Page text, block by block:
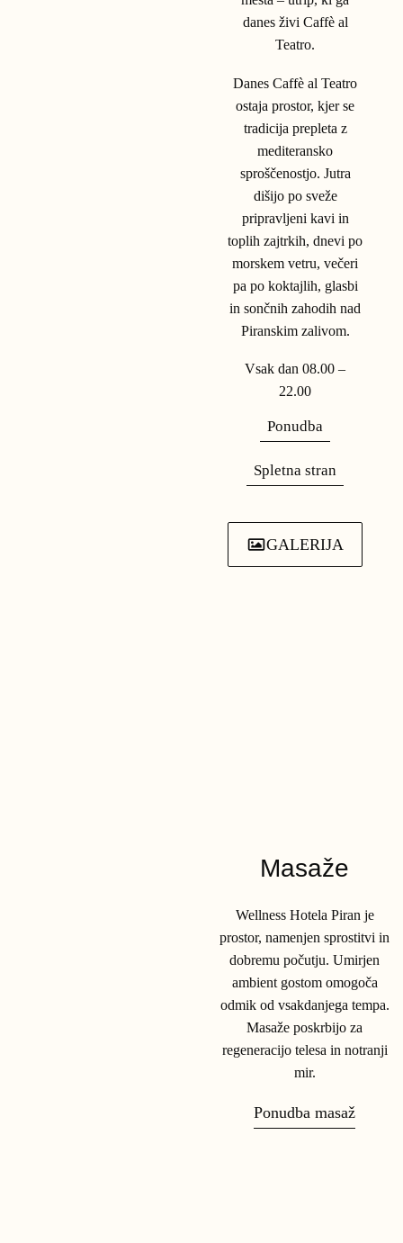
danes živi Caffè al
Teatro.
Danes Caffè al Teatro
ostaja prostor, kjer se
tradicija prepleta z
mediteransko
sproščenostjo. Jutra
dišijo po sveže
pripravljeni kavi in
toplih zajtrkih, dnevi po
morskem vetru, večeri
pa po koktajlih, glasbi
in sončnih zahodih nad
Piranskim zalivom.
Vsak dan 08.00 –
22.00
Ponudba
Spletna stran
GALERIJA
Masaže
Wellness Hotela Piran je
prostor, namenjen sprostitvi in
dobremu počutju. Umirjen
ambient gostom omogoča
odmik od vsakdanjega tempa.
Masaže poskrbijo za
regeneracijo telesa in notranji
mir.
Ponudba masaž